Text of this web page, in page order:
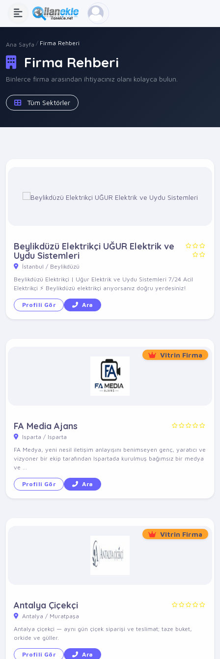
Ana Sayfa Firma Rehberi
Firma Rehberi
Binlerce firma arasından ihtiyacınız olanı kolayca bulun.
Tüm Sektörler
Beylikdüzü Elektrikçi UĞUR Elektrik ve
Uydu Sistemleri
İstanbul / Beylikdüzü
Beylikdüzü Elektrikçi | Uğur Elektrik ve Uydu Sistemleri 7/24 Acil
Elektrikçi ⚡ Beylikdüzü elektrikçi arıyorsanız doğru yerdesiniz!
Profili Gör Ara
Vitrin Firma
FA Media Ajans
Isparta / Isparta
FA Medya, yeni nesil iletişim anlayışını benimseyen genç, yaratıcı ve
vizyoner bir ekip tarafından Ispartada kurulmuş bağımsız bir medya
ve ...
Profili Gör Ara
Vitrin Firma
Antalya Çiçekçi
Antalya / Muratpaşa
Antalya çiçekçi — aynı gün çiçek siparişi ve teslimat; taze buket,
orkide ve güller.
Profili Gör Ara